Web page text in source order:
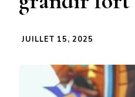
JUILLET 15, 2025